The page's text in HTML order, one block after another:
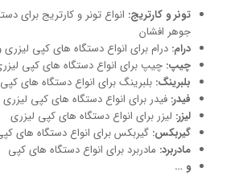
تونر و کارتریج: انواع تونر و کارتریج برای
جوهر افشان
درام: درام برای انواع دستگاه های کپی
چیپ: چیپ برای انواع دستگاه های کپی
بلبرینگ: بلبرینگ برای انواع دستگاه های
فیدر: فیدر برای انواع دستگاه های کپی
لیزر: لیزر برای انواع دستگاه های کپی لیزری
گیربکس: گیربکس برای انواع دستگاه های
مادربرد: مادربرد برای انواع دستگاه های کپی
و …